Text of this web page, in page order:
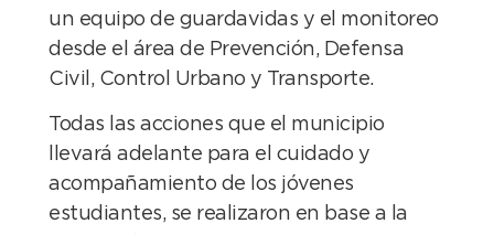
un equipo de guardavidas y el monitoreo
desde el área de Prevención, Defensa
Civil, Control Urbano y Transporte.
Todas las acciones que el municipio
llevará adelante para el cuidado y
acompañamiento de los jóvenes
estudiantes, se realizaron en base a la